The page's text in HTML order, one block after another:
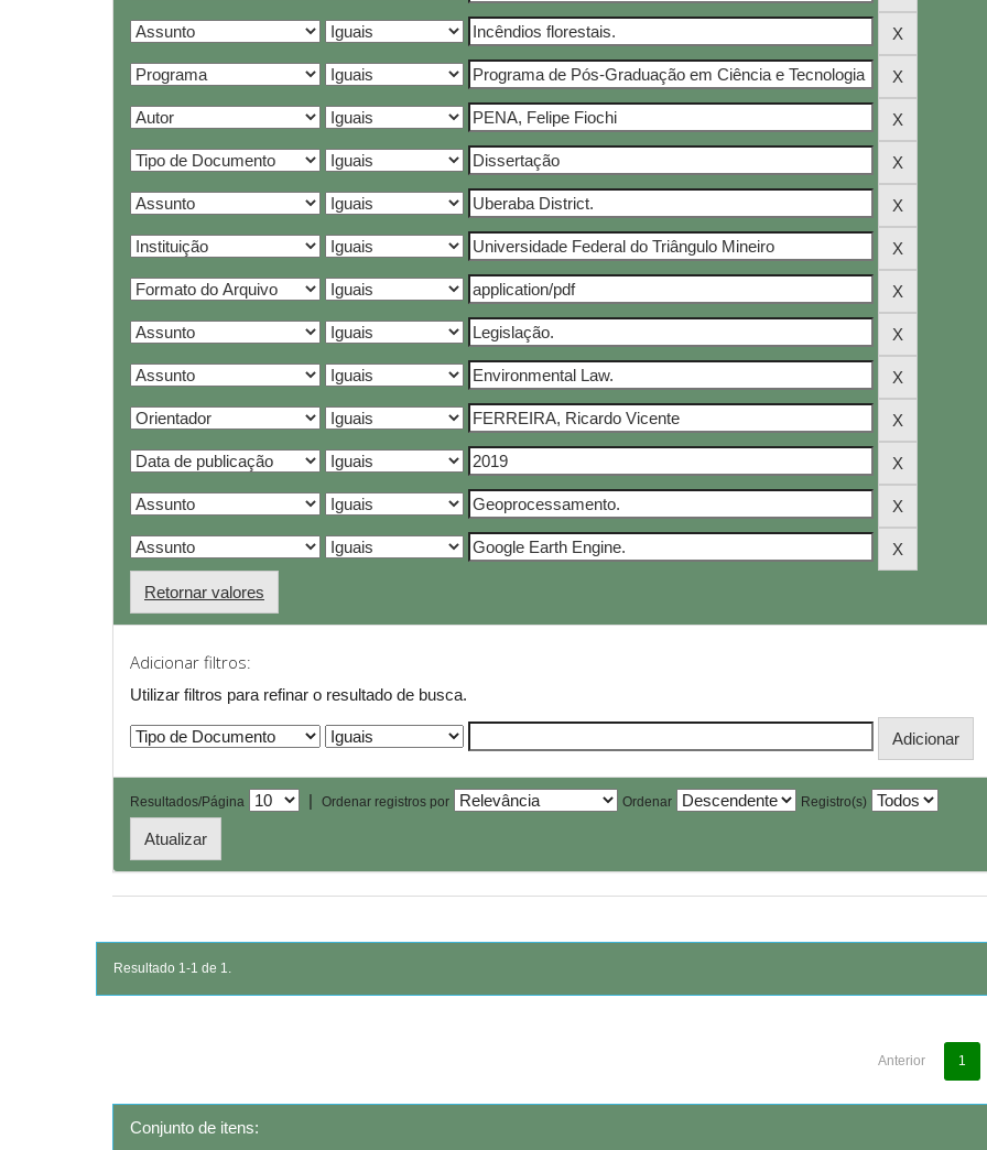
Retornar valores
Adicionar filtros:
Utilizar filtros para refinar o resultado de busca.
Resultados/Página | Ordenar registros por Ordenar Registro(s)
Resultado 1-1 de 1.
Anterior 1
Conjunto de itens: